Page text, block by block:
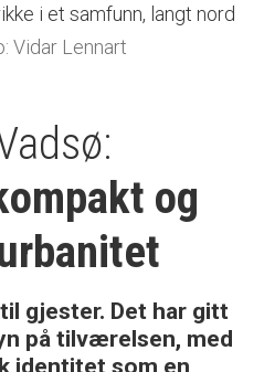
i et samfunn, langt nord
Vidar Lennart
og
gjester. Det har gitt
på tilværelsen, med
identitet som en